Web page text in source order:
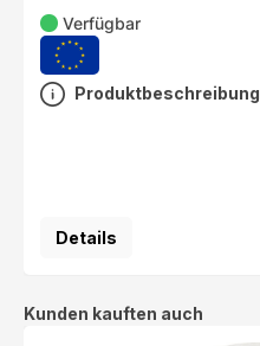
Verfügbar
Produktbeschreibung
Details
Produktgalerie überspringen
Kunden kauften auch